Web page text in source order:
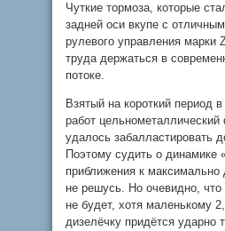
Чуткие тормоза, которые
задней оси вкупе с
рулевого управления марки
труда держаться в
потоке.
Взятый на короткий период
работ
удалось забалластировать
Поэтому судить о динамике
приближения к максимально
не решусь. Но очевидно, что
не будет, хотя маленькому
дизелёчку придётся ударно